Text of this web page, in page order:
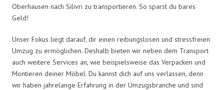
Oberhausen nach Silivri zu transportieren. So sparst du bares
Geld!
Unser Fokus liegt darauf, dir einen reibungslosen und stressfreien
Umzug zu ermöglichen. Deshalb bieten wir neben dem Transport
auch weitere Services an, wie beispielsweise das Verpacken und
Montieren deiner Möbel. Du kannst dich auf uns verlassen, denn
wir haben jahrelange Erfahrung in der Umzugsbranche und sind